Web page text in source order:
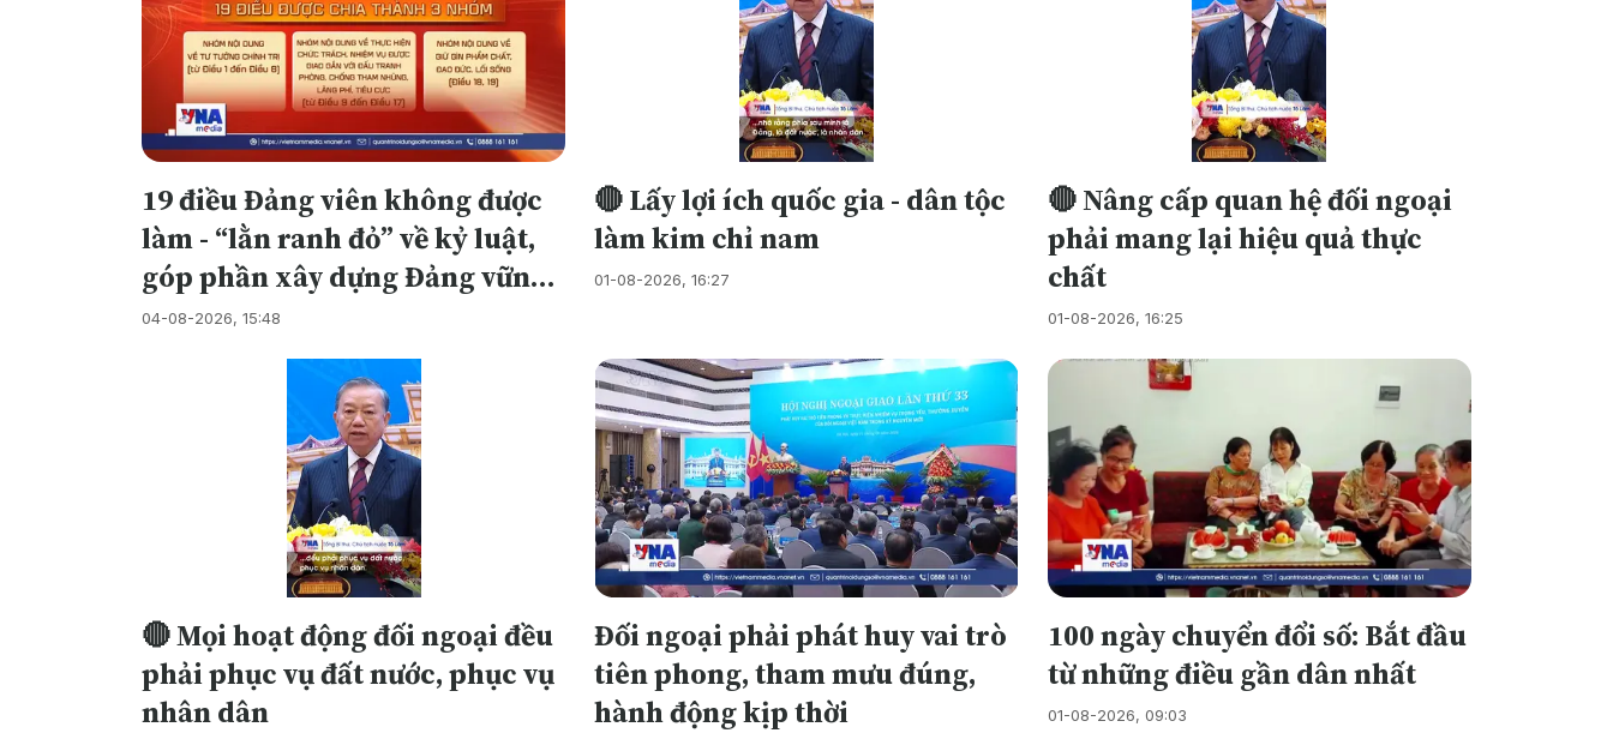
19 điều Đảng viên không được
làm - “lằn ranh đỏ” về kỷ luật,
góp phần xây dựng Đảng vững
mạnh
04-08-2026, 15:48
🔴 Lấy lợi ích quốc gia - dân tộc
làm kim chỉ nam
01-08-2026, 16:27
🔴 Nâng cấp quan hệ đối ngoại
phải mang lại hiệu quả thực
chất
01-08-2026, 16:25
🔴 Mọi hoạt động đối ngoại đều
phải phục vụ đất nước, phục vụ
nhân dân
Đối ngoại phải phát huy vai trò
tiên phong, tham mưu đúng,
hành động kịp thời
100 ngày chuyển đổi số: Bắt đầu
từ những điều gần dân nhất
01-08-2026, 09:03